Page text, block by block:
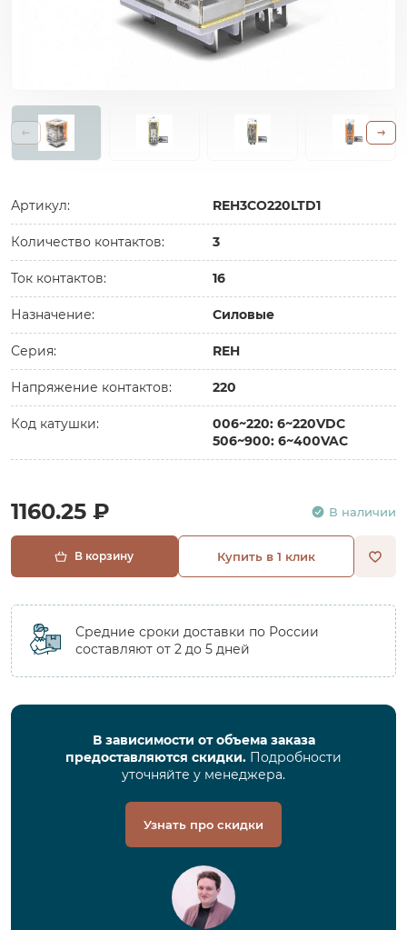
Артикул: REH3CO220LTD1
Количество контактов: 3
Ток контактов: 16
Назначение: Силовые
Серия: REH
Напряжение контактов: 220
Код катушки:
006~220: 6~220VDC
506~900: 6~400VAC
1160.25 ₽ В наличии
В корзину Купить в 1 клик
Средние сроки доставки по России
составляют от 2 до 5 дней
В зависимости от объема заказа
предоставляются скидки. Подробности
уточняйте у менеджера.
Узнать про скидки